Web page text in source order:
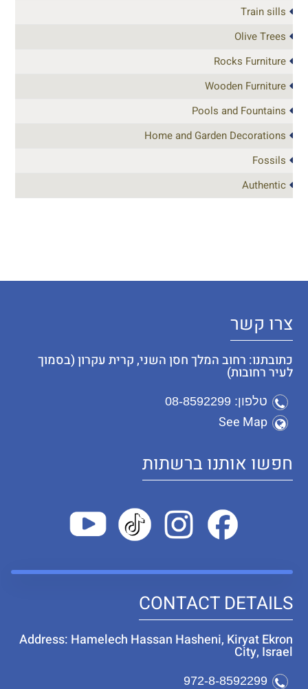
Train sills
Olive Trees
Rocks Furniture
Wooden Furniture
Pools and Fountains
Home and Garden Decorations
Fossils
Authentic
צרו קשר
כתובתנו: רחוב המלך חסן השני, קרית עקרון (בסמוך
לעיר רחובות)
טלפון: 08-8592299
See Map
חפשו אותנו ברשתות
CONTACT DETAILS
Address: Hamelech Hassan Hasheni, Kiryat Ekron
City, Israel
972-8-8592299